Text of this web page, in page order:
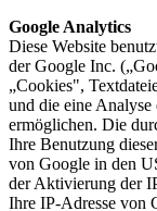
Google Analytics
Diese Website
der Google Inc.
„Cookies",
und die eine
ermöglichen. Die
Ihre Benutzung
von Google in den
der Aktivierung der
Ihre IP-Adresse von